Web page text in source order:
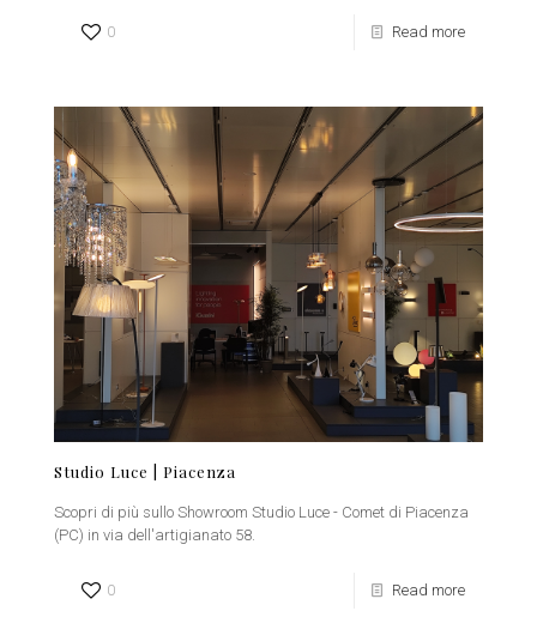
0 Read more
Studio Luce | Piacenza
Scopri di più sullo Showroom Studio Luce - Comet di Piacenza
(PC) in via dell'artigianato 58.
0 Read more